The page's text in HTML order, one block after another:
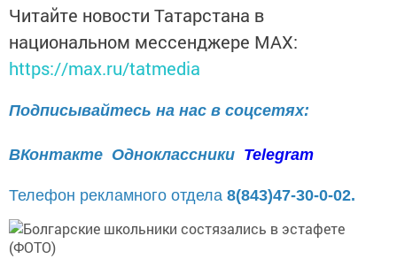
Читайте новости Татарстана в
национальном мессенджере MАХ:
https://max.ru/tatmedia
Подписывайтесь на нас в соцсетях:
ВКонтакте Одноклассники Telegram
Телефон рекламного отдела 8(843)47-30-0-02.